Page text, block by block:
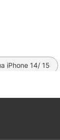
iPhone 14/ 15
15 (Brown)